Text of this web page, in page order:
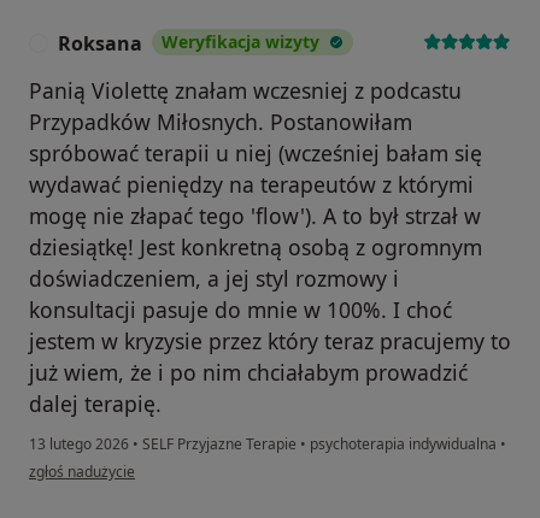
Roksana Weryfikacja wizyty
Panią Violettę znałam wczesniej z podcastu
Przypadków Miłosnych. Postanowiłam
spróbować terapii u niej (wcześniej bałam się
wydawać pieniędzy na terapeutów z którymi
mogę nie złapać tego 'flow'). A to był strzał w
dziesiątkę! Jest konkretną osobą z ogromnym
doświadczeniem, a jej styl rozmowy i
konsultacji pasuje do mnie w 100%. I choć
jestem w kryzysie przez który teraz pracujemy to
już wiem, że i po nim chciałabym prowadzić
dalej terapię.
13 lutego 2026 • SELF Przyjazne Terapie • psychoterapia indywidualna •
w opinii użytkownika Roksana
zgłoś nadużycie